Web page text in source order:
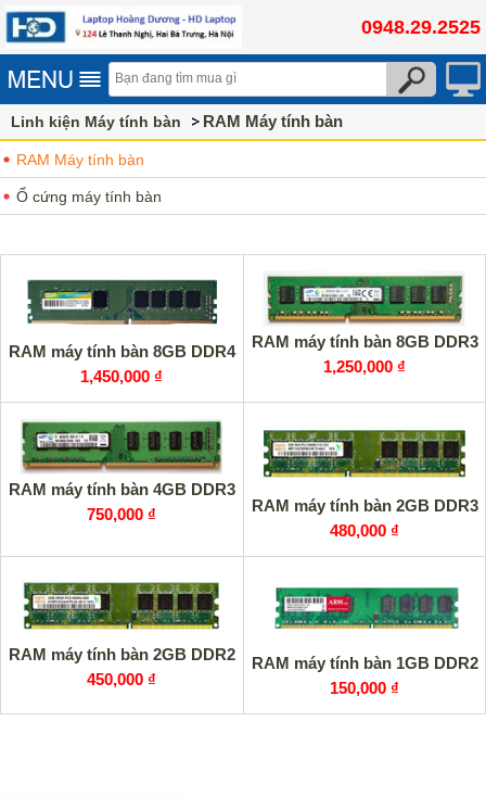
0948.29.2525
Linh kiện Máy tính bàn RAM Máy tính bàn
RAM Máy tính bàn
Ổ cứng máy tính bàn
RAM máy tính bàn 8GB DDR4
1,450,000 ₫
RAM máy tính bàn 8GB DDR3
1,250,000 ₫
RAM máy tính bàn 4GB DDR3
750,000 ₫
RAM máy tính bàn 2GB DDR3
480,000 ₫
RAM máy tính bàn 2GB DDR2
450,000 ₫
RAM máy tính bàn 1GB DDR2
150,000 ₫